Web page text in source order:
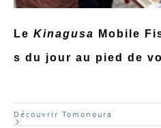
Le Kinagusa Mobile
s du jour au pied de
Découvrir Tomonoura